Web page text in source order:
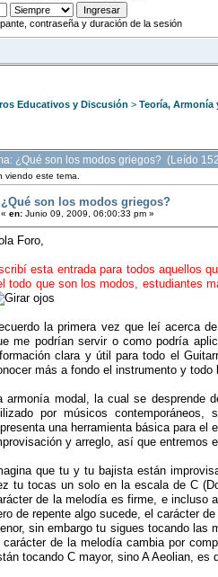
contraseña y duración de la sesión
Educativos y Discusión > Teoría,
¿Qué son los modos griegos? (Leído
viendo este tema.
¿Qué son los modos griegos?
« en: Junio 09, 2009, 06:00:33 pm »
Foro,
esta entrada para todos aquellos
todo que son los modos, estudiantes
la primera vez que leí acerca
me podrían servir o como podría
clara y útil para todo el
más a fondo el instrumento y todo
armonía modal, la cual se desprende
por músicos
una herramienta básica para el
y arreglo, así que entremos
que tu y tu bajista están
tu tocas un solo en la escala de C
de la melodía es firme, e incluso
de repente algo sucede, el carácter
sin embargo tu sigues tocando las
carácter de la melodía cambia por
tocando C mayor, sino A Aeolian, es